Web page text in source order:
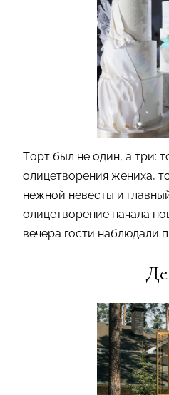
Торт был не один, а три:
олицетворения жениха,
нежной невесты и
олицетворение начала
вечера гости наблюдали